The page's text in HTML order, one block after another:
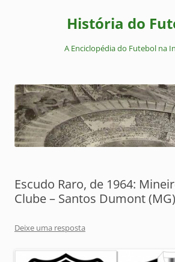
História do
A Enciclopédia do Futebol na
Escudo Raro, de 1964:
Clube – Santos Dumont (MG)
Deixe uma resposta